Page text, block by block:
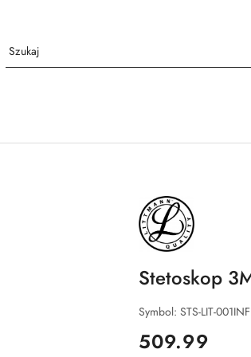
NAZWA
PRODUCENTA:
LITTMANN
Stetoskop
Symbol: STS-LIT-001INF
cena:
509.99